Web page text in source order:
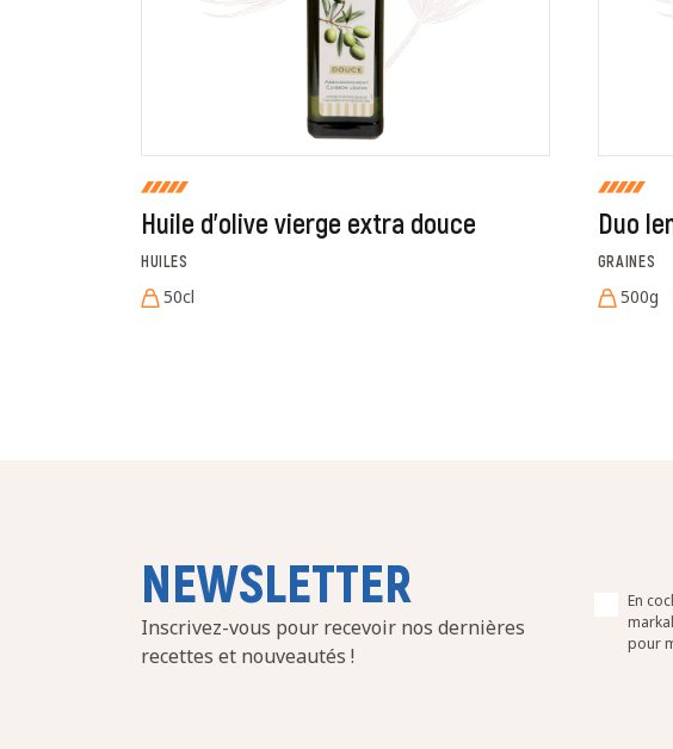
Huile d'olive vierge extra douce
HUILES
50cl
Duo
GRAINES
500g
NEWSLETTER
Inscrivez-vous pour recevoir nos dernières
recettes et nouveautés !
En
pour